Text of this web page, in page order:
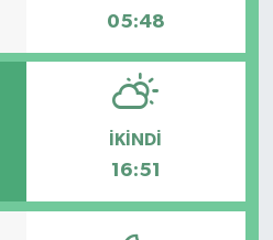
05:48
İKINDI
16:51